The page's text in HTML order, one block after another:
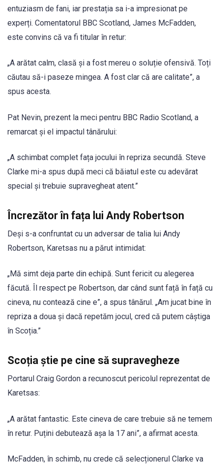
entuziasm de fani, iar prestația sa i-a impresionat pe
experți. Comentatorul BBC Scotland, James McFadden,
este convins că va fi titular în retur:
„A arătat calm, clasă și a fost mereu o soluție ofensivă. Toți
căutau să-i paseze mingea. A fost clar că are calitate”, a
spus acesta.
Pat Nevin, prezent la meci pentru BBC Radio Scotland, a
remarcat și el impactul tânărului:
„A schimbat complet fața jocului în repriza secundă. Steve
Clarke mi-a spus după meci că băiatul este cu adevărat
special și trebuie supravegheat atent.”
Încrezător în fața lui Andy Robertson
Deși s-a confruntat cu un adversar de talia lui Andy
Robertson, Karetsas nu a părut intimidat:
„Mă simt deja parte din echipă. Sunt fericit cu alegerea
făcută. Îl respect pe Robertson, dar când sunt față în față cu
cineva, nu contează cine e”, a spus tânărul. „Am jucat bine în
repriza a doua și dacă repetăm jocul, cred că putem câștiga
în Scoția.”
Scoția știe pe cine să supravegheze
Portarul Craig Gordon a recunoscut pericolul reprezentat de
Karetsas:
„A arătat fantastic. Este cineva de care trebuie să ne temem
în retur. Puțini debutează așa la 17 ani”, a afirmat acesta.
McFadden, în schimb, nu crede că selecționerul Clarke va